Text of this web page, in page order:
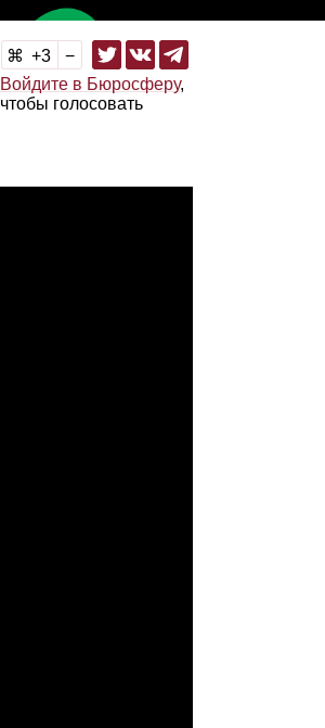
3
Войдите в Бюросферу,
чтобы голосовать